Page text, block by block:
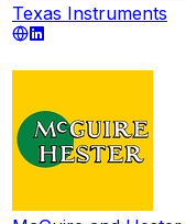
Texas Instruments